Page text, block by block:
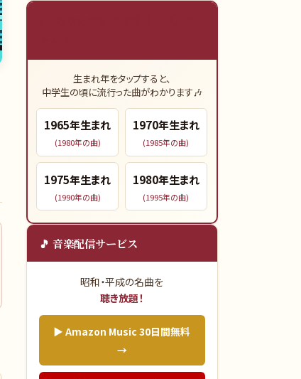
生まれ年をタップすると、
中学生の頃に流行った曲がわかります🎶
1965年生まれ
(1980年の曲)
1970年生まれ
(1985年の曲)
1975年生まれ
(1990年の曲)
1980年生まれ
(1995年の曲)
🎵 音楽配信サービス
昭和・平成の名曲を
聴き放題！
▶ Amazon Music 30日間無料
→